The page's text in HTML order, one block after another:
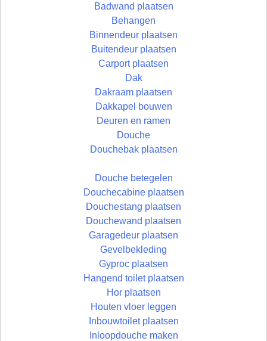
Badwand plaatsen
Behangen
Binnendeur plaatsen
Buitendeur plaatsen
Carport plaatsen
Dak
Dakraam plaatsen
Dakkapel bouwen
Deuren en ramen
Douche
Douchebak plaatsen
Douche betegelen
Douchecabine plaatsen
Douchestang plaatsen
Douchewand plaatsen
Garagedeur plaatsen
Gevelbekleding
Gyproc plaatsen
Hangend toilet plaatsen
Hor plaatsen
Houten vloer leggen
Inbouwtoilet plaatsen
Inloopdouche maken